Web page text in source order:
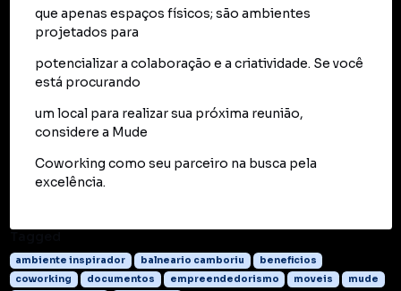
que apenas espaços físicos; são ambientes
projetados para
potencializar a colaboração e a criatividade. Se você
está procurando
um local para realizar sua próxima reunião,
considere a Mude
Coworking como seu parceiro na busca pela
excelência.
ambiente inspirador balneario camboriu
beneficios
coworking
documentos empreendedorismo moveis
mude